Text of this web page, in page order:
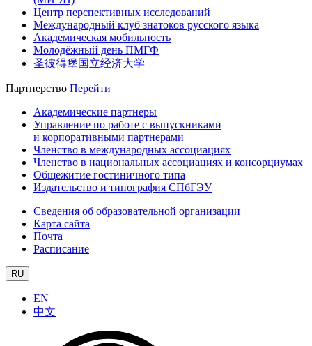
Центр перспективных исследований
Международный клуб знатоков русского языка
Академическая мобильность
Молодёжный день ПМГФ
圣彼得堡国立经济大学
Партнерство Перейти
Академические партнеры
Управление по работе с выпускниками
и корпоративными партнерами
Членство в международных ассоциациях
Членство в национальных ассоциациях и консорциумах
Общежитие гостиничного типа
Издательство и типография СПбГЭУ
Сведения об образовательной организации
Карта сайта
Почта
Расписание
RU
EN
中文